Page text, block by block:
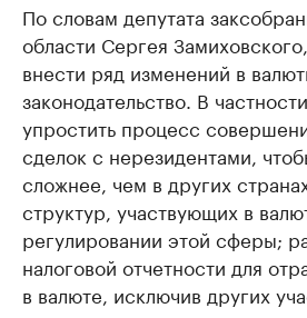
По словам депутата
области Сергея
внести ряд изменений в
законодательство. В
упростить процесс
сделок с нерезидентами,
сложнее, чем в других
структур, участвующих в
регулировании этой сферы;
налоговой отчетности для
в валюте, исключив других